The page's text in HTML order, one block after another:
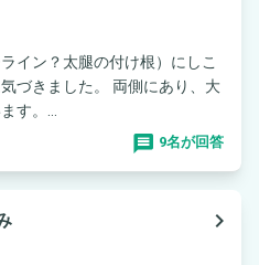
イン？太腿の付け根）にしこ
づきました。 両側にあり、大
す。...
9名が回答
navigate_next